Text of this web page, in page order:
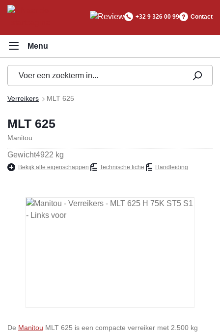
+32 9 326 00 99 Contact
Verreikers MLT 625
MLT 625
Manitou
Gewicht4922 kg
Bekijk alle eigenschappen Technische fiche Handleiding
Afbeeldingengalerij overslaan
De Manitou MLT 625 is een compacte verreiker met 2.500 kg